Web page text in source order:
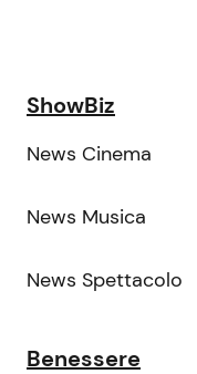
ShowBiz
News Cinema
News Musica
News Spettacolo
Benessere